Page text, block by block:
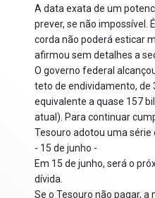
A data exata de um
prever, se não impossível.
corda não poderá esticar
afirmou sem detalhes a
O governo federal
teto de endividamento, de
equivalente a quase 157
atual). Para continuar
Tesouro adotou uma série
- 15 de junho -
Em 15 de junho, será o
dívida.
Se o Tesouro não pagar,